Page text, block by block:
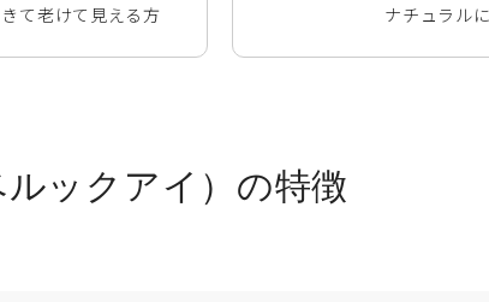
て老けて見える方 ナチュラル
ックアイ）の特徴